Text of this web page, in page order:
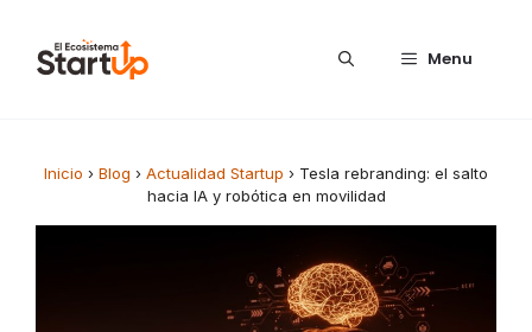
Menu
Inicio › Blog › Actualidad Startup › Tesla rebranding: el salto
hacia IA y robótica en movilidad